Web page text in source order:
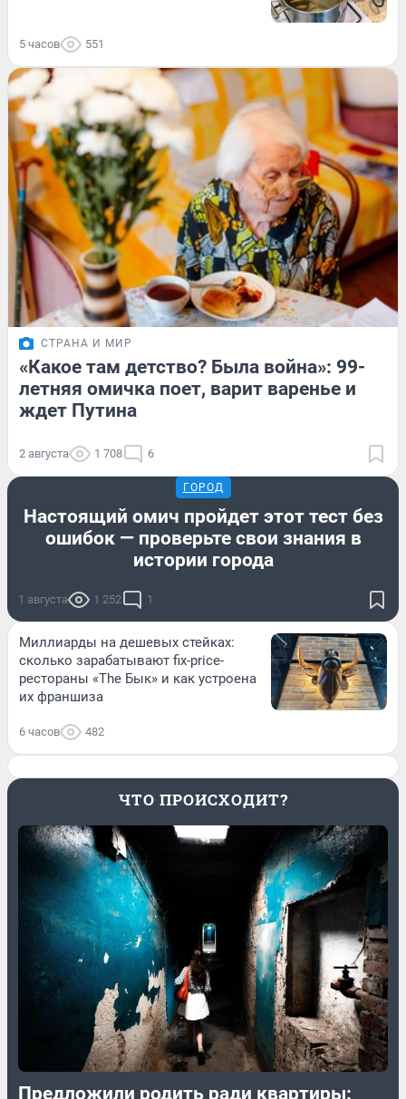
5 часов 551
СТРАНА И МИР
«Какое там детство? Была война»: 99-
летняя омичка поет, варит варенье и
ждет Путина
2 августа 1 708 6
ГОРОД
Настоящий омич пройдет этот тест без
ошибок — проверьте свои знания в
истории города
1 августа 1 252 1
Миллиарды на дешевых стейках:
сколько зарабатывают fix-price-
рестораны «The Бык» и как устроена
их франшиза
6 часов 482
ЧТО ПРОИСХОДИТ?
Предложили родить ради квартиры: